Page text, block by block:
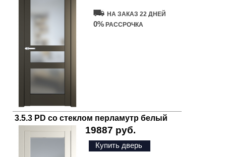
НА ЗАКАЗ 22 ДНЕЙ
0% РАССРОЧКА
3.5.3 PD со стеклом перламутр белый
19887 руб.
Купить дверь